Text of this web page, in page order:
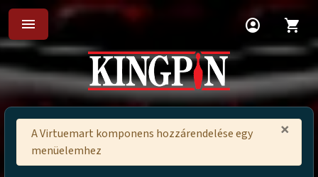
menu account_circle shopping_cart
×
A Virtuemart komponens hozzárendelése egy
menüelemhez